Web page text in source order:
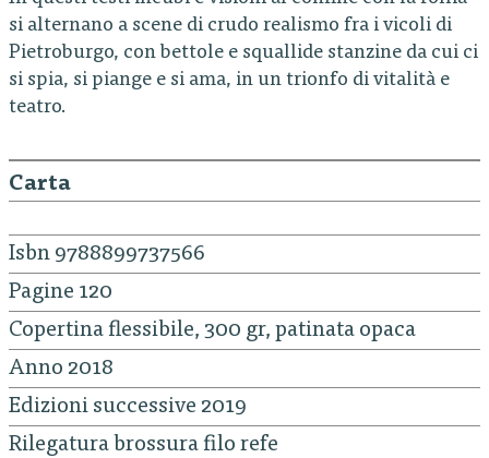
si alternano a scene di crudo realismo fra i vicoli di
Pietroburgo, con bettole e squallide stanzine da cui ci
si spia, si piange e si ama, in un trionfo di vitalità e
teatro.
Carta
Isbn 9788899737566
Pagine 120
Copertina flessibile, 300 gr, patinata opaca
Anno 2018
Edizioni successive 2019
Rilegatura brossura filo refe